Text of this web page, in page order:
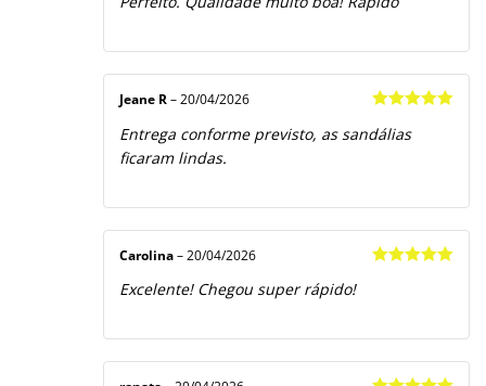
de 5
de 5
Jeane R – 20/04/2026
Entrega conforme previsto, as sandálias
ficaram lindas.
Carolina – 20/04/2026
Excelente! Chegou super rápido!